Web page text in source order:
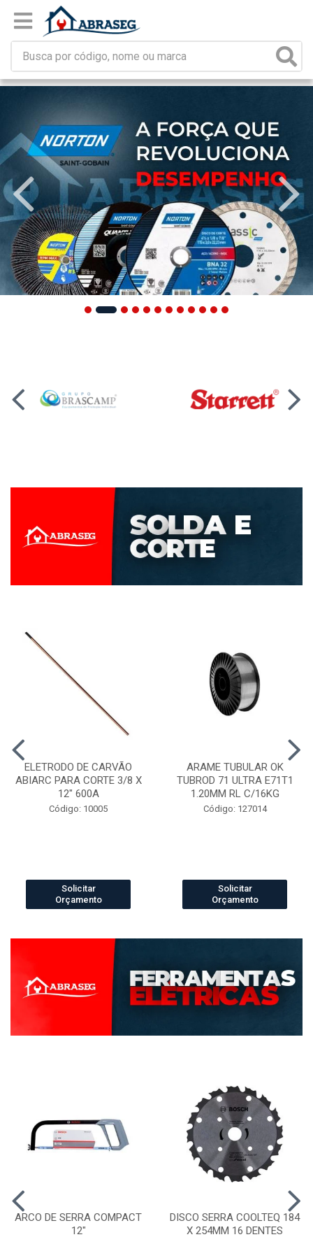
ELETRODO DE CARVÃO
ABIARC PARA CORTE 3/8 X
12" 600A
Código: 10005
Solicitar
Orçamento
ARAME TUBULAR OK
TUBROD 71 ULTRA E71T1
1.20MM RL C/16KG
Código: 127014
Solicitar
Orçamento
ARCO DE SERRA COMPACT
12"
DISCO SERRA COOLTEQ 184
X 254MM 16 DENTES